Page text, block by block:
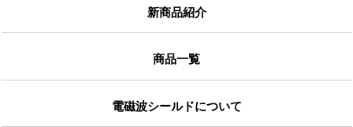
新商品紹介
商品一覧
電磁波シールドについて